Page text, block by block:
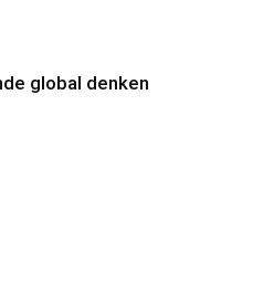
global denken